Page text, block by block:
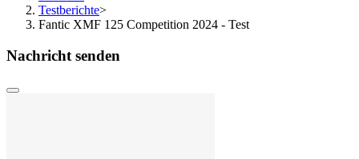
Testberichte>
Fantic XMF 125 Competition 2024 - Test
Nachricht senden